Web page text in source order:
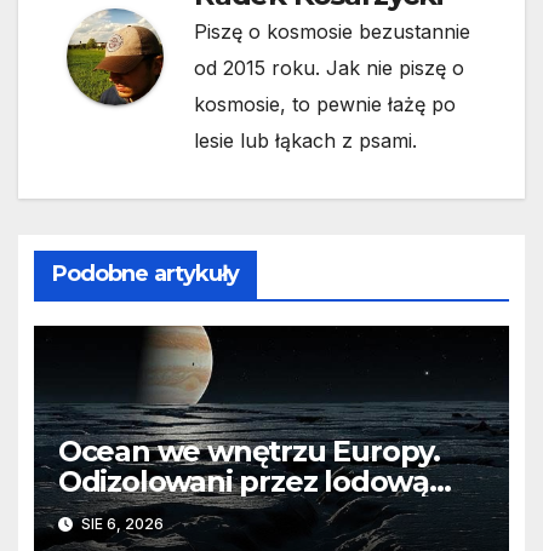
Piszę o kosmosie bezustannie
od 2015 roku. Jak nie piszę o
kosmosie, to pewnie łażę po
lesie lub łąkach z psami.
Podobne artykuły
Ocean we wnętrzu Europy.
Odizolowani przez lodową
barierę
SIE 6, 2026